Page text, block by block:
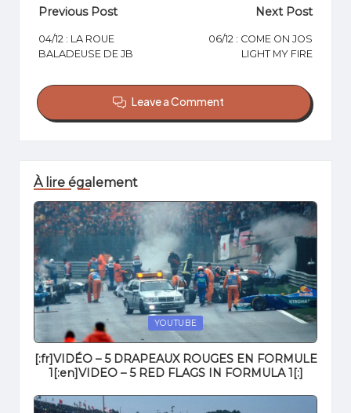
Post
navigation
Previous Post
04/12 : LA ROUE
BALADEUSE DE JB
Next Post
06/12 : COME ON JOS
LIGHT MY FIRE
Leave a Comment
À lire également
in
YOUTUBE
[:fr]VIDÉO – 5 DRAPEAUX ROUGES EN FORMULE
1[:en]VIDEO – 5 RED FLAGS IN FORMULA 1[:]